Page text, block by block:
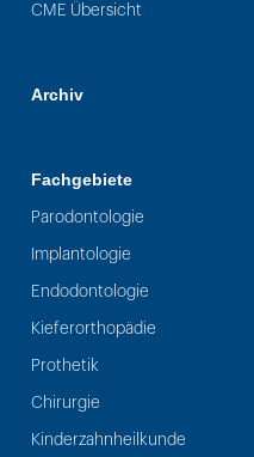
CME Übersicht
Archiv
Fachgebiete
Parodontologie
Implantologie
Endodontologie
Kieferorthopädie
Prothetik
Chirurgie
Kinderzahnheilkunde